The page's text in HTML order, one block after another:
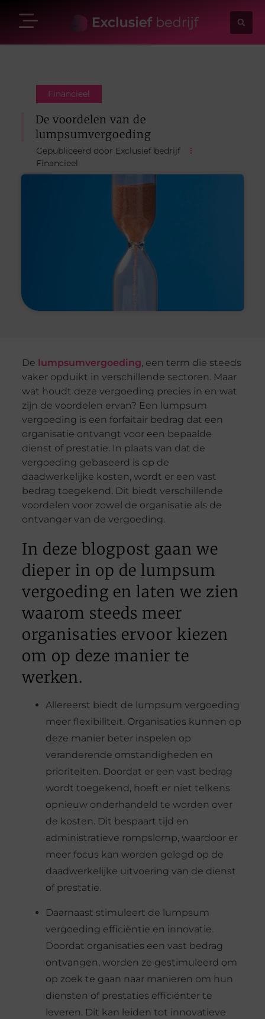
Financieel
De voordelen van de
lumpsumvergoeding
Gepubliceerd door Exclusief bedrijf
Financieel
De lumpsumvergoeding, een term die steeds
vaker opduikt in verschillende sectoren. Maar
wat houdt deze vergoeding precies in en wat
zijn de voordelen ervan? Een lumpsum
vergoeding is een forfaitair bedrag dat een
organisatie ontvangt voor een bepaalde
dienst of prestatie. In plaats van dat de
vergoeding gebaseerd is op de
daadwerkelijke kosten, wordt er een vast
bedrag toegekend. Dit biedt verschillende
voordelen voor zowel de organisatie als de
ontvanger van de vergoeding.
In deze blogpost gaan we
dieper in op de lumpsum
vergoeding en laten we zien
waarom steeds meer
organisaties ervoor kiezen
om op deze manier te
werken.
Allereerst biedt de lumpsum vergoeding
meer flexibiliteit. Organisaties kunnen op
deze manier beter inspelen op
veranderende omstandigheden en
prioriteiten. Doordat er een vast bedrag
wordt toegekend, hoeft er niet telkens
opnieuw onderhandeld te worden over
de kosten. Dit bespaart tijd en
administratieve rompslomp, waardoor er
meer focus kan worden gelegd op de
daadwerkelijke uitvoering van de dienst
of prestatie.
Daarnaast stimuleert de lumpsum
vergoeding efficiëntie en innovatie.
Doordat organisaties een vast bedrag
ontvangen, worden ze gestimuleerd om
op zoek te gaan naar manieren om hun
diensten of prestaties efficiënter te
leveren. Dit kan leiden tot innovatieve